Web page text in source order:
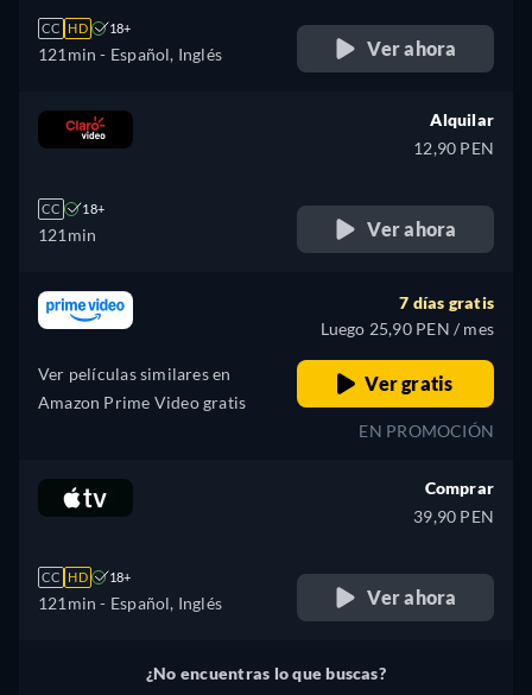
CC HD 18+
121min - Español, Inglés Ver ahora
CC 18+
121min
Alquilar
12,90 PEN
Ver ahora
Ver películas similares en
Amazon Prime Video gratis
7 días gratis
Luego 25,90 PEN / mes
Ver gratis
EN PROMOCIÓN
CC HD 18+
121min - Español, Inglés
Comprar
39,90 PEN
Ver ahora
¿No encuentras lo que buscas?